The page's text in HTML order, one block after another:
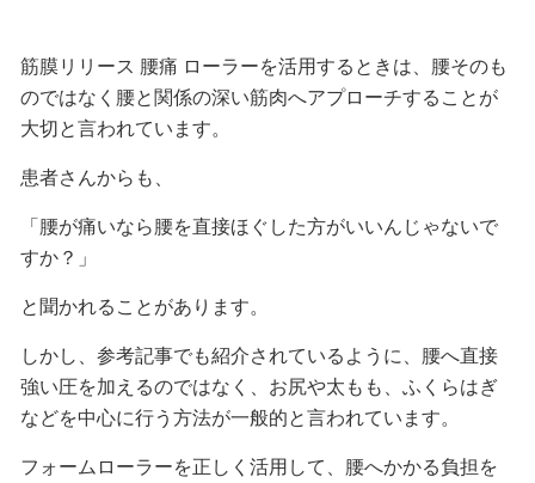
筋膜リリース 腰痛 ローラーを活用するときは、腰そのも
のではなく腰と関係の深い筋肉へアプローチすることが
大切と言われています。
患者さんからも、
「腰が痛いなら腰を直接ほぐした方がいいんじゃないで
すか？」
と聞かれることがあります。
しかし、参考記事でも紹介されているように、腰へ直接
強い圧を加えるのではなく、お尻や太もも、ふくらはぎ
などを中心に行う方法が一般的と言われています。
フォームローラーを正しく活用して、腰へかかる負担を